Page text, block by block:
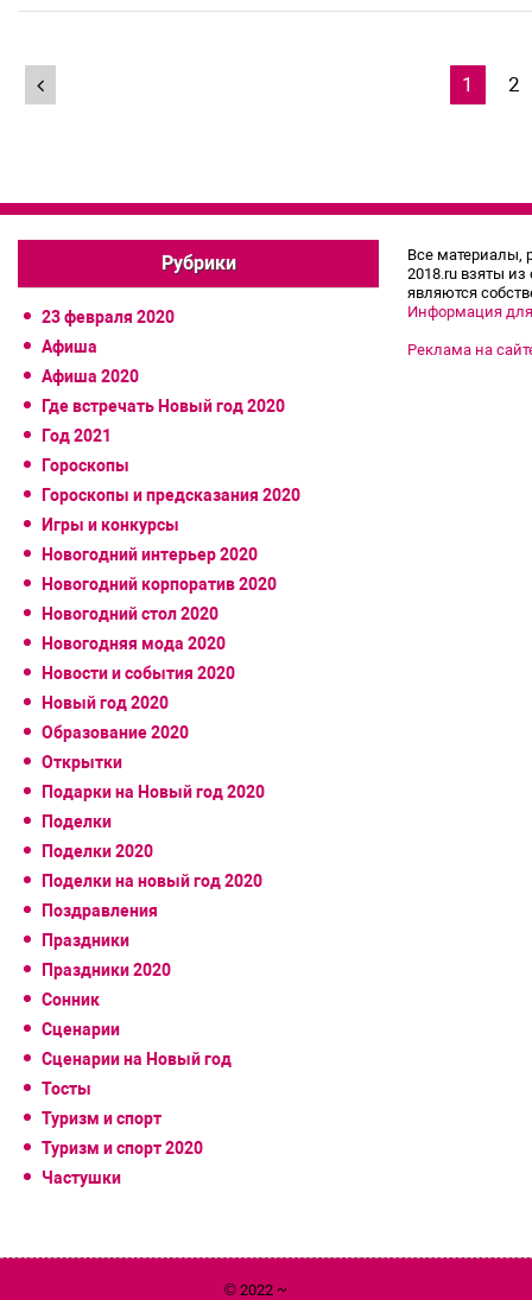
Навигация
1 2
Рубрики
23 февраля 2020
Афиша
Афиша 2020
Где встречать Новый год 2020
Год 2021
Гороскопы
Гороскопы и предсказания 2020
Игры и конкурсы
Новогодний интерьер 2020
Новогодний корпоратив 2020
Новогодний стол 2020
Новогодняя мода 2020
Новости и события 2020
Новый год 2020
Образование 2020
Открытки
Подарки на Новый год 2020
Поделки
Поделки 2020
Поделки на новый год 2020
Поздравления
Праздники
Праздники 2020
Сонник
Сценарии
Сценарии на Новый год
Тосты
Туризм и спорт
Туризм и спорт 2020
Частушки
Все материалы,
2018.ru взяты
являются
Информация
Реклама на
© 2022 ~